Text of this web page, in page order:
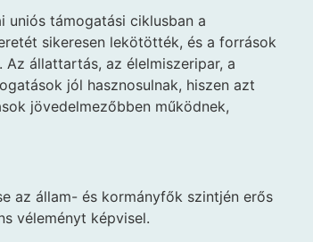
uniós támogatási ciklusban a
sikeresen lekötötték, és a források
állattartás, az élelmiszeripar, a
jól hasznosulnak, hiszen azt
jövedelmezőbben működnek,
az állam- és kormányfők szintjén erős
véleményt képvisel.